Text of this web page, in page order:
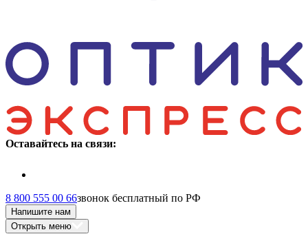
Оставайтесь на связи:
8 800 555 00 66звонок бесплатный по РФ
Напишите нам
Открыть меню